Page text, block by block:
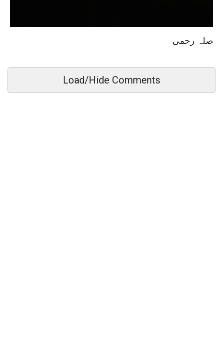
صلہ رحمی
Load/Hide Comments